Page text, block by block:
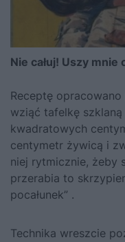
Nie całuj! Uszy mnie
Receptę opracowano
wziąć tafelkę
kwadratowych
centymetr żywicą i
niej rytmicznie, żeby
przerabia to
pocałunek” .
Technika wreszcie